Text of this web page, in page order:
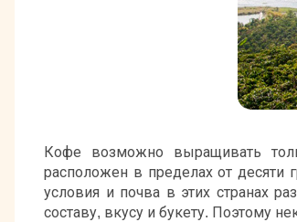
Кофе возможно выращивать
расположен в пределах от
условия и почва в этих странах
составу, вкусу и букету. Поэтому